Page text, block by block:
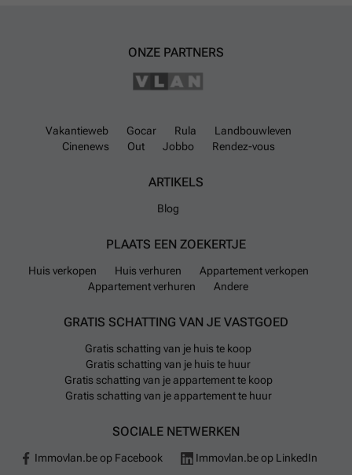
ONZE PARTNERS
Vakantieweb Gocar Rula
Landbouwleven
Cinenews
Out Jobbo Rendez-vous
ARTIKELS
Blog
PLAATS EEN ZOEKERTJE
Huis verkopen Huis verhuren
Appartement verkopen
Appartement verhuren
Andere
GRATIS SCHATTING VAN JE VASTGOED
Gratis schatting van je huis te koop
Gratis schatting van je huis te huur
Gratis schatting van je appartement te koop
Gratis schatting van je appartement te huur
SOCIALE NETWERKEN
Immovlan.be op Facebook Immovlan.be op LinkedIn